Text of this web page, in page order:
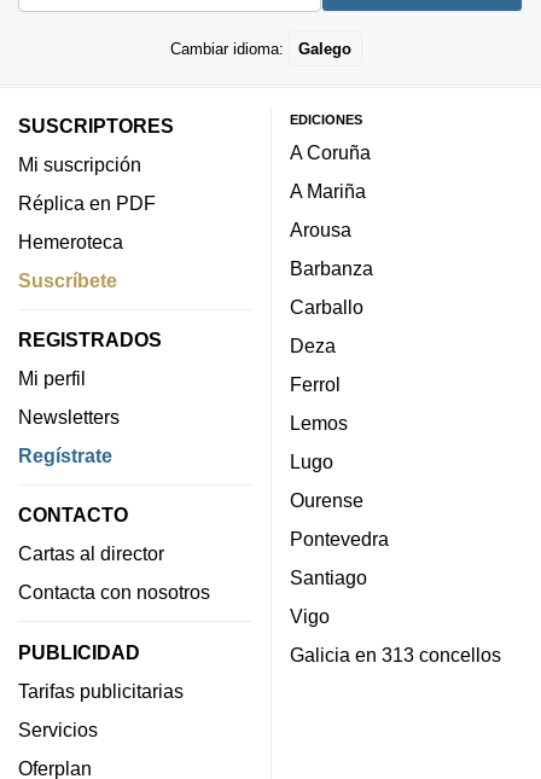
Cambiar idioma: Galego
SUSCRIPTORES
Mi suscripción
Réplica en PDF
Hemeroteca
Suscríbete
REGISTRADOS
Mi perfil
Newsletters
Regístrate
CONTACTO
Cartas al director
Contacta con nosotros
PUBLICIDAD
Tarifas publicitarias
Servicios
Oferplan
EDICIONES
A Coruña
A Mariña
Arousa
Barbanza
Carballo
Deza
Ferrol
Lemos
Lugo
Ourense
Pontevedra
Santiago
Vigo
Galicia en 313 concellos